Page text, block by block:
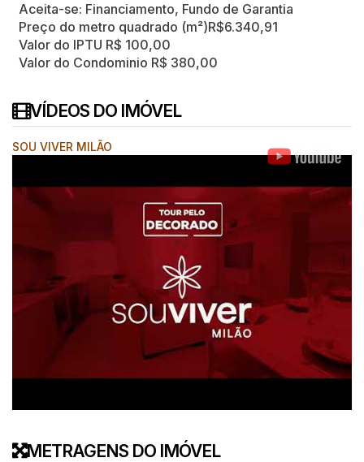
Aceita-se: Financiamento, Fundo de Garantia
Preço do metro quadrado (m²)R$6.340,91
Valor do IPTU R$ 100,00
Valor do Condominio R$ 380,00
VÍDEOS DO IMÓVEL
SOU VIVER MILÃO
METRAGENS DO IMÓVEL